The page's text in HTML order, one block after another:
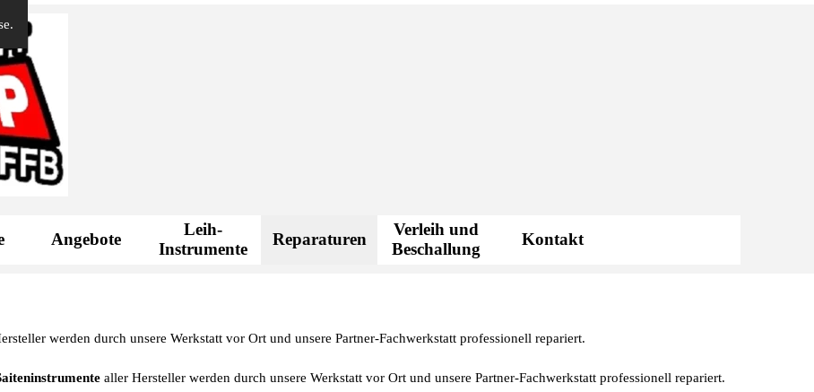
Menü überspringen
▼
Angebote
Leih-
Instrumente
Reparaturen
Verleih und
Beschallung
Kontakt
werden durch unsere Werkstatt vor Ort und unsere Partner-Fachwerkstatt professionell repariert.
aller Hersteller werden durch unsere Werkstatt vor Ort und unsere Partner-Fachwerkstatt professionell repariert.